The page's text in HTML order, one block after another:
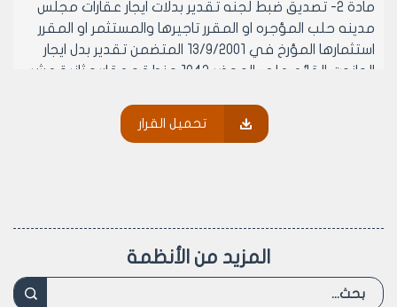
مادة 2- تصديق ضبط لجنه تقدير بدلات ايجار عقارات مجلس
مدينه حلب المؤجره او المقرر تاجيرها والمستثمر او المقرر
استثمارها المؤرخ في 13/9/2001 المتضمن تقدير بدل ايجار
الحانوت القائم على المحضر 1842 منطقه عقاريه ثانية عشر
مادة 3- تصديق ضبط لجنه تقدير بدلات ايجار عقارات مجلس
مادة 4- تصديق ضبط لجنه تقدير بدلات ايجار عقارات مجلس
تحميل القرار
المزيد من الأنظمة